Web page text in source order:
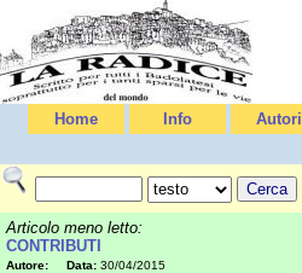
Home Info Autori
Articolo meno letto:
CONTRIBUTI
Autore: Data: 30/04/2015